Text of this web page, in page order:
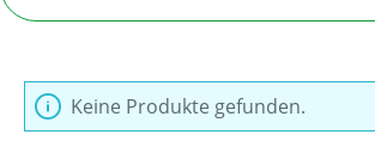
Keine Produkte gefunden.